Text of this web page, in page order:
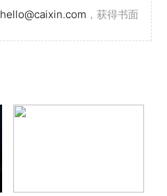
hello@caixin.com ，获得书面